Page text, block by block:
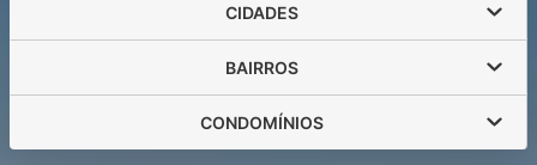
CIDADES
BAIRROS
CONDOMÍNIOS